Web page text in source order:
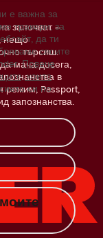
започват –
нещо
търсиш.
мача досега,
в
режим, Passport,
запознанства.
е важна за
тракери, за
да ти
своите
Повече
които
си по